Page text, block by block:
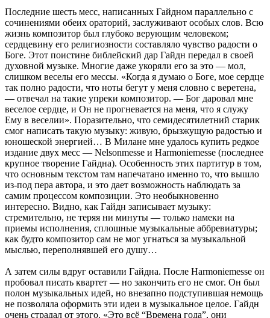
Последние шесть месс, написанных Гайдном параллельно с
сочинениями обеих ораторий, заслуживают особых слов. Всю
жизнь композитор был глубоко верующим человеком;
сердцевину его религиозности составляло чувство радости о
Боге. Этот поистине библейский дар Гайдн передал в своей
духовной музыке. Многие даже укоряли его за это — мол,
слишком веселы его мессы. «Когда я думаю о Боге, мое сердце
так полно радости, что ноты бегут у меня словно с веретена,
— отвечал на такие упреки композитор. — Бог даровал мне
веселое сердце, и Он не прогневается на меня, что я служу
Ему в веселии». Поразительно, что семидесятилетний старик
смог написать такую музыку: живую, брызжущую радостью и
юношеской энергией… В Милане мне удалось купить редкое
издание двух месс — Nelsonmesse и Harmoniemesse (последнее
крупное творение Гайдна). Особенность этих партитур в том,
что основным текстом там напечатано именно то, что вышло
из-под пера автора, и это дает возможность наблюдать за
самим процессом композиции. Это необыкновенно
интересно. Видно, как Гайдн записывает музыку:
стремительно, не теряя ни минуты — только намеки на
приемы исполнения, сплошные музыкальные аббревиатуры;
как будто композитор сам не мог угнаться за музыкальной
мыслью, переполнявшей его душу…
А затем силы вдруг оставили Гайдна. После Harmoniemesse он
пробовал писать квартет — но закончить его не смог. Он был
полон музыкальных идей, но внезапно подступившая немощь
не позволяла оформить эти идеи в музыкальное целое. Гайдн
очень страдал от этого. «Это всё “Времена года”, они